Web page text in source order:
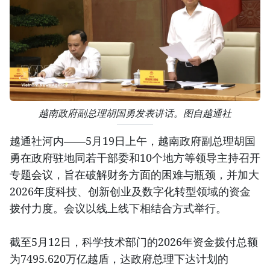
越南政府副总理胡国勇发表讲话。图自越通社
越通社河内——5月19日上午，越南政府副总理胡国
勇在政府驻地同若干部委和10个地方等领导主持召开
专题会议，旨在破解财务方面的困难与瓶颈，并加大
2026年度科技、创新创业及数字化转型领域的资金
拨付力度。会议以线上线下相结合方式举行。
截至5月12日，科学技术部门的2026年资金拨付总额
为7495.620万亿越盾，达政府总理下达计划的